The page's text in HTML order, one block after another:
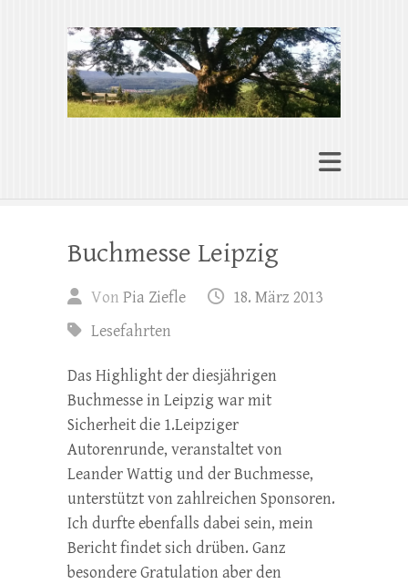
Pia Ziefle | Autorin
„Ohne Wurzeln kann das Herz nicht
Buchmesse Leipzig
Von Pia Ziefle
18. März 2013
Lesefahrten
Das Highlight der diesjährigen
Buchmesse in Leipzig war mit
Sicherheit die 1.Leipziger
Autorenrunde, veranstaltet von
Leander Wattig und der Buchmesse,
unterstützt von zahlreichen Sponsoren.
Ich durfte ebenfalls dabei sein, mein
Bericht findet sich drüben. Ganz
besondere Gratulation aber den